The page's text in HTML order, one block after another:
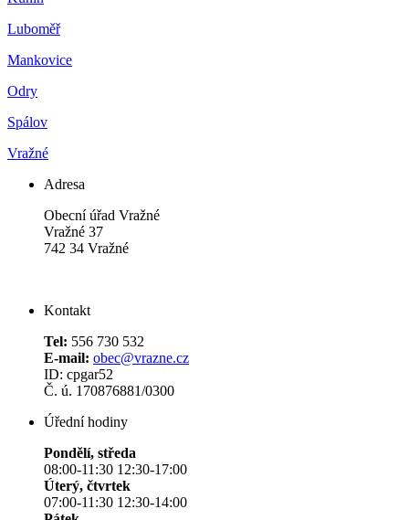
Luboměř
Mankovice
Odry
Spálov
Vražné
Adresa
Obecní úřad Vražné
Vražné 37
742 34 Vražné
Kontakt
Tel: 556 730 532
E-mail: obec@vrazne.cz
ID: cpgar52
Č. ú. 170876881/0300
Úřední hodiny
Pondělí, středa
08:00-11:30 12:30-17:00
Úterý, čtvrtek
07:00-11:30 12:30-14:00